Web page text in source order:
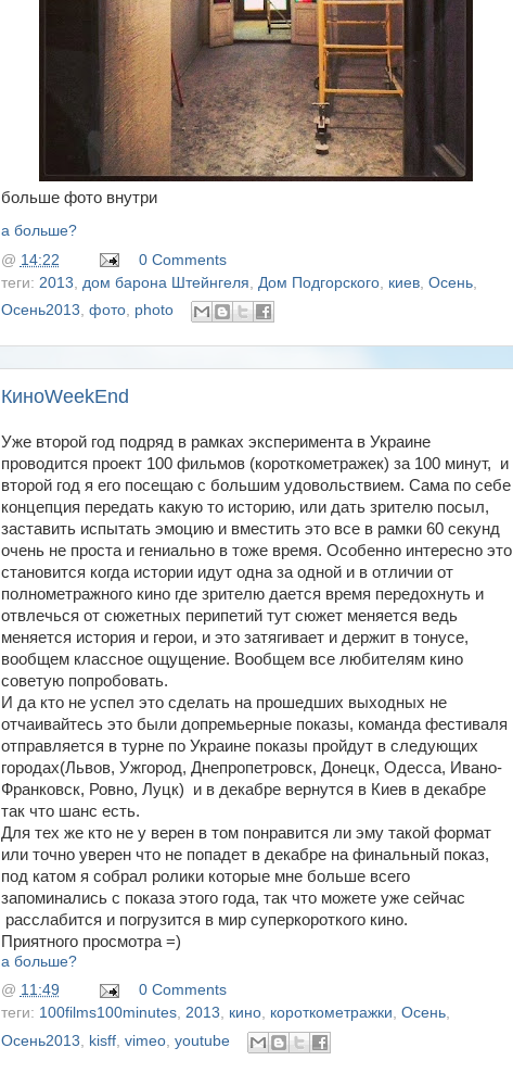
больше фото внутри
а больше?
@ 14:22
0 Comments
теги: 2013 дом барона Штейнгеля Дом Подгорского, киев, Осень,
Осень2013, фото, photo
КиноWeekEnd
Уже второй год подряд в рамках эксперимента в Украине
проводится проект 100 фильмов (короткометражек) за 100 минут, и
второй год я его посещаю с большим удовольствием. Сама по себе
концепция передать какую то историю, или дать зрителю посыл,
заставить испытать эмоцию и вместить это все в рамки 60 секунд
очень не проста и гениально в тоже время. Особенно интересно это
становится когда истории идут одна за одной и в отличии от
полнометражного кино где зрителю дается время передохнуть и
отвлечься от сюжетных перипетий тут сюжет меняется ведь
меняется история и герои, и это затягивает и держит в тонусе,
вообщем классное ощущение. Вообщем все любителям кино
советую попробовать.
И да кто не успел это сделать на прошедших выходных не
отчаивайтесь это были допремьерные показы, команда фестиваля
отправляется в турне по Украине показы пройдут в следующих
городах(Львов, Ужгород, Днепропетровск, Донецк, Одесса, Ивано-
Франковск, Ровно, Луцк) и в декабре вернутся в Киев в декабре
так что шанс есть.
Для тех же кто не у верен в том понравится ли эму такой формат
или точно уверен что не попадет в декабре на финальный показ,
под катом я собрал ролики которые мне больше всего
запоминались с показа этого года, так что можете уже сейчас
расслабится и погрузится в мир суперкороткого кино.
Приятного просмотра =)
а больше?
@ 11:49
0 Comments
теги: 100films100minutes, 2013, кино, короткометражки, Осень,
Осень2013, kisff, vimeo, youtube